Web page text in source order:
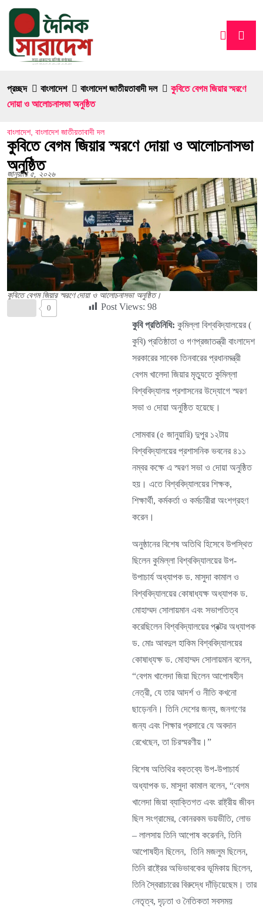
প্রচ্ছদ বাংলাদেশ বাংলাদেশ জাতীয়তাবাদী দল
কুবিতে বেগম জিয়ার স্মরণে
দোয়া ও আলোচনাসভা অনুষ্ঠিত
বাংলাদেশ, বাংলাদেশ জাতীয়তাবাদী দল
কুবিতে বেগম জিয়ার স্মরণে দোয়া ও আলোচনাসভা
অনুষ্ঠিত
জানুয়ারি ৫, ২০২৬
কুবিতে বেগম জিয়ার স্মরণে দোয়া ও আলোচনাসভা অনুষ্ঠিত।
0 Post Views: 98
কুবি প্রতিনিধি: কুমিল্লা বিশ্ববিদ্যালয়ের (
কুবি) প্রতিষ্ঠাতা ও গণপ্রজাতন্ত্রী বাংলাদেশ
সরকারের সাবেক তিনবারের প্রধানমন্ত্রী
বেগম খালেদা জিয়ার মৃত্যুতে কুমিল্লা
বিশ্ববিদ্যালয় প্রশাসনের উদ্যোগে স্মরণ
সভা ও দোয়া অনুষ্ঠিত হয়েছে।
সোমবার (৫ জানুয়ারি) দুপুর ১২টায়
বিশ্ববিদ্যালয়ের প্রশাসনিক ভবনের ৪১১
নম্বর কক্ষে এ স্মরণ সভা ও দোয়া অনুষ্ঠিত
হয়। এতে বিশ্ববিদ্যালয়ের শিক্ষক,
শিক্ষার্থী, কর্মকর্তা ও কর্মচারীরা অংশগ্রহণ
করেন।
অনুষ্ঠানের বিশেষ অতিথি হিসেবে উপস্থিত
ছিলেন কুমিল্লা বিশ্ববিদ্যালয়ের উপ-
উপাচার্য অধ্যাপক ড. মাসুদা কামাল ও
বিশ্ববিদ্যালয়ের কোষাধ্যক্ষ অধ্যাপক ড.
মোহাম্মদ সোলায়মান এবং সভাপতিত্ব
করেছিলেন বিশ্ববিদ্যালয়ের প্রক্টর অধ্যাপক
ড. মোঃ আবদুল হাকিম বিশ্ববিদ্যালয়ের
কোষাধ্যক্ষ ড. মোহাম্মদ সোলায়মান বলেন,
“বেগম খালেদা জিয়া ছিলেন আপোষহীন
নেত্রী, যে তার আদর্শ ও নীতি কখনো
ছাড়েননি। তিনি দেশের জন্য, জনগণের
জন্য এবং শিক্ষার প্রসারে যে অবদান
রেখেছেন, তা চিরস্মরণীয়।”
বিশেষ অতিথির বক্তব্যে উপ-উপাচার্য
অধ্যাপক ড. মাসুদা কামাল বলেন, “বেগম
খালেদা জিয়া ব্যাক্তিগত এবং রাষ্ট্রীয় জীবন
ছিল সংগ্রামের, কোনরকম ভয়ভীতি, লোভ
– লালসায় তিনি আপোষ করেননি, তিনি
আপোষহীন ছিলেন, তিনি মজলুম ছিলেন,
তিনি রাষ্ট্রের অভিভাবকের ভূমিকায় ছিলেন,
তিনি স্বৈরাচারের বিরুদ্ধে দাঁড়িয়েছেম। তার
নেতৃত্ব, দৃঢ়তা ও নৈতিকতা সবসময়